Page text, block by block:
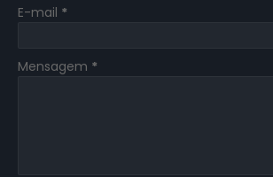
E-mail *
Mensagem *